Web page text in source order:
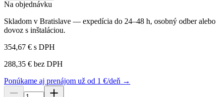
Na objednávku
Skladom v Bratislave — expedícia do 24–48 h, osobný odber alebo
dovoz s inštaláciou.
354,67 € s DPH
288,35 € bez DPH
Ponúkame aj prenájom už od 1 €/deň →